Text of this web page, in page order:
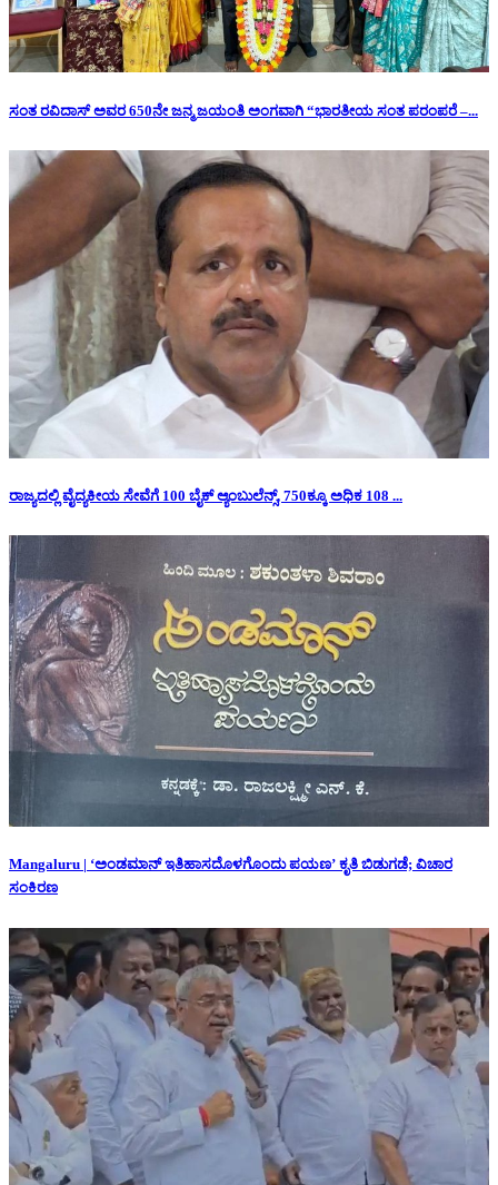
ಸಂತ ರವಿದಾಸ್ ಅವರ 650ನೇ ಜನ್ಮ ಜಯಂತಿ ಅಂಗವಾಗಿ “ಭಾರತೀಯ ಸಂತ ಪರಂಪರೆ –...
ರಾಜ್ಯದಲ್ಲಿ ವೈದ್ಯಕೀಯ ಸೇವೆಗೆ 100 ಬೈಕ್ ಆ್ಯಂಬುಲೆನ್ಸ್, 750ಕ್ಕೂ ಅಧಿಕ 108 ...
Mangaluru | ‘ಅಂಡಮಾನ್ ಇತಿಹಾಸದೊಳಗೊಂದು ಪಯಣ’ ಕೃತಿ ಬಿಡುಗಡೆ; ವಿಚಾರ
ಸಂಕಿರಣ